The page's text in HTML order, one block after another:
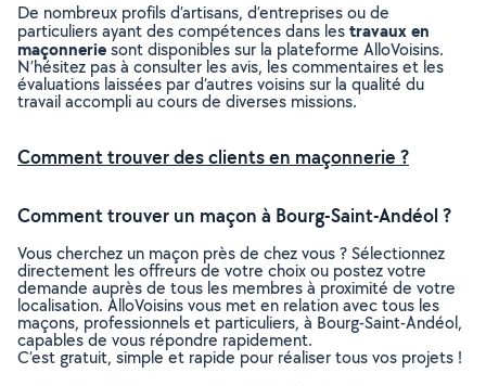
De nombreux profils d’artisans, d’entreprises ou de
particuliers ayant des compétences dans lestravaux en
maçonneriesont disponibles sur la plateforme AlloVoisins.
N’hésitez pas à consulter les avis, les commentaires et les
évaluations laissées par d’autres voisins sur la qualité du
travail accompli au cours de diverses missions.
Comment trouver des clients en maçonnerie ?
Comment trouver un maçon à Bourg-Saint-Andéol ?
Vous cherchez un maçon près de chez vous ? Sélectionnez
directement les offreurs de votre choix ou postez votre
demande auprès de tous les membres à proximité de votre
localisation. AlloVoisins vous met en relation avec tous les
maçons, professionnels et particuliers, à Bourg-Saint-Andéol,
capables de vous répondre rapidement.
C’est gratuit, simple et rapide pour réaliser tous vos projets !